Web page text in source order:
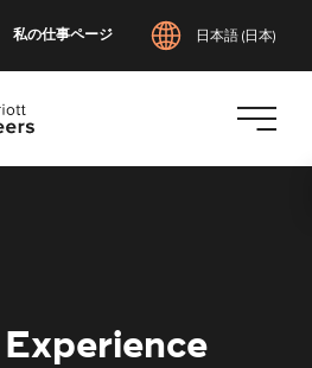
私の仕事ページ 日本語 (日本)